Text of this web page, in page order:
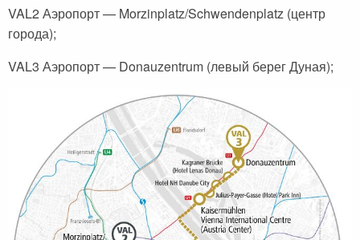
VAL2 Аэропорт — Morzinplatz/Schwendenplatz (центр
города);
VAL3 Аэропорт — Donauzentrum (левый берег Дуная);